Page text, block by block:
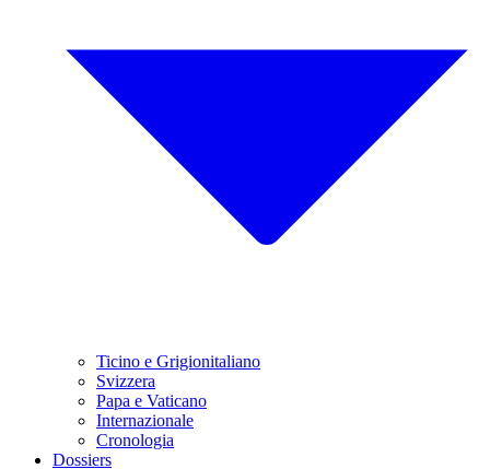
Ticino e Grigionitaliano
Svizzera
Papa e Vaticano
Internazionale
Cronologia
Dossiers